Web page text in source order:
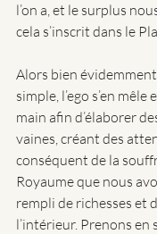
l’on a, et le surplus
cela s’inscrit dans le
Alors bien évidemment
simple, l’ego s’en
main afin d’élaborer
vaines, créant des
conséquent de la
Royaume que nous
rempli de richesses et
l’intérieur. Prenons en